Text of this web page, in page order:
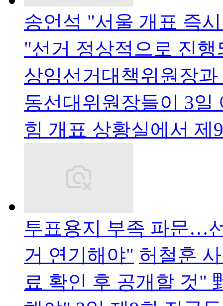
송언석 "서울 개표 즉
"선거 정상적으로 진
상임선거대책위원장
동선대위원장들이 3일
힘 개표 상황실에서 제
투표용지 부족 파문…
거 연기해야" 허철훈
료 확인 후 공개할 것"